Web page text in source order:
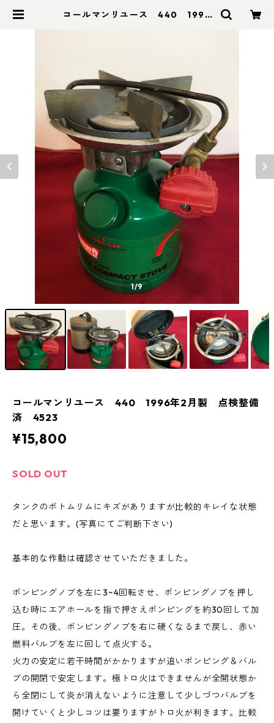
コールマンリユース 440 1996
1/9
コールマンリユース 440 1996年2月製 点検整備
済 4523
¥15,800
SOLD OUT
タンクのボトムリムにキズがありますが比較的キレイな状態
だと思います。(写真にてご判断下さい)
基本的な作動は確認させていただきました。
ポンピングノブを左に3~4回転させ、ポンピングノブを押し
込む時にエアホールを指で押さえポンピングを約30回して加
圧。その後、ポンピングノブを右に硬くなるまで戻し、赤い
燃料バルブを左に回して点火する。
火力の安定に若干時間がかかりますが追いポンピング＆バル
ブの開閉で安定します。極トロ火はできませんが全開状態か
ら全閉にして炎が消えないように注意して少しづつバルブを
開けていくと少しコツは要りますがトロ火が利きます。比較